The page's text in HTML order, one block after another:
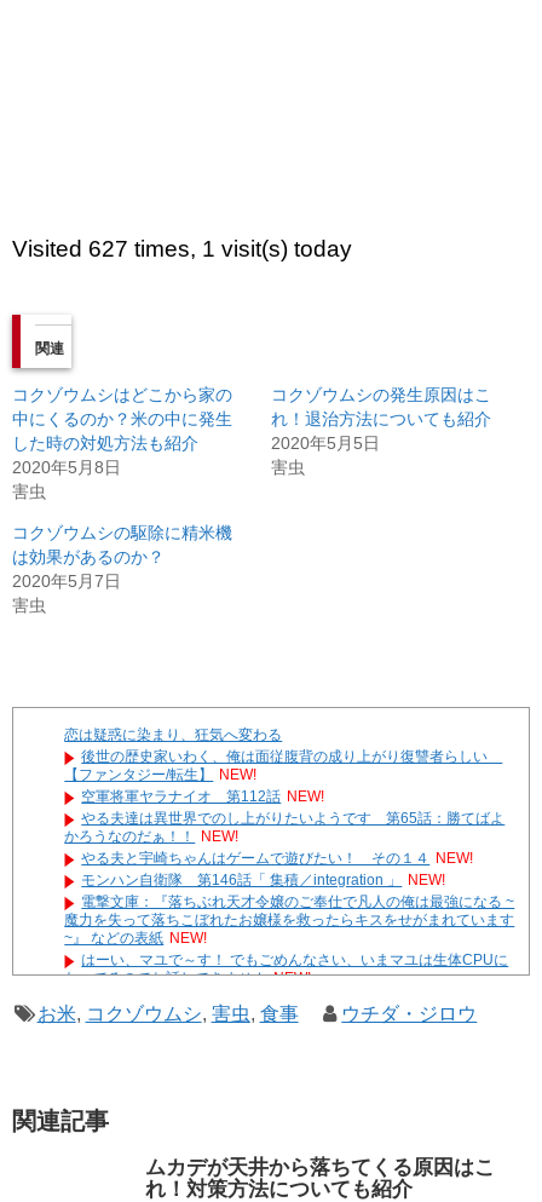
Visited 627 times, 1 visit(s) today
関連
コクゾウムシはどこから家の
中にくるのか？米の中に発生
した時の対処方法も紹介
2020年5月8日
害虫
コクゾウムシの発生原因はこ
れ！退治方法についても紹介
2020年5月5日
害虫
コクゾウムシの駆除に精米機
は効果があるのか？
2020年5月7日
害虫
恋は疑惑に染まり、狂気へ変わる
後世の歴史家いわく、俺は面従腹背の成り上がり復讐者らしい
【ファンタジー/転生】
NEW!
空軍将軍ヤラナイオ 第112話 NEW!
やる夫達は異世界でのし上がりたいようです 第65話：勝てばよ
かろうなのだぁ！！
NEW!
やる夫と宇崎ちゃんはゲームで遊びたい！ その１４
NEW!
モンハン自衛隊 第146話「 集積／integration 」
NEW!
電撃文庫：『落ちぶれ天才令嬢のご奉仕で凡人の俺は最強になる ~
魔力を失って落ちこぼれたお嬢様を救ったらキスをせがまれています
~』 などの表紙 NEW!
はーい、マユで～す！ でもごめんなさい、いまマユは生体CPUに
なってるのでお話しできません NEW!
やる夫達は安価で作られた世界で生きているようです ２９６
２ -32
お米, コクゾウムシ, 害虫, 食事 ウチダ・ジロウ
関連記事
ムカデが天井から落ちてくる原因はこ
れ！対策方法についても紹介